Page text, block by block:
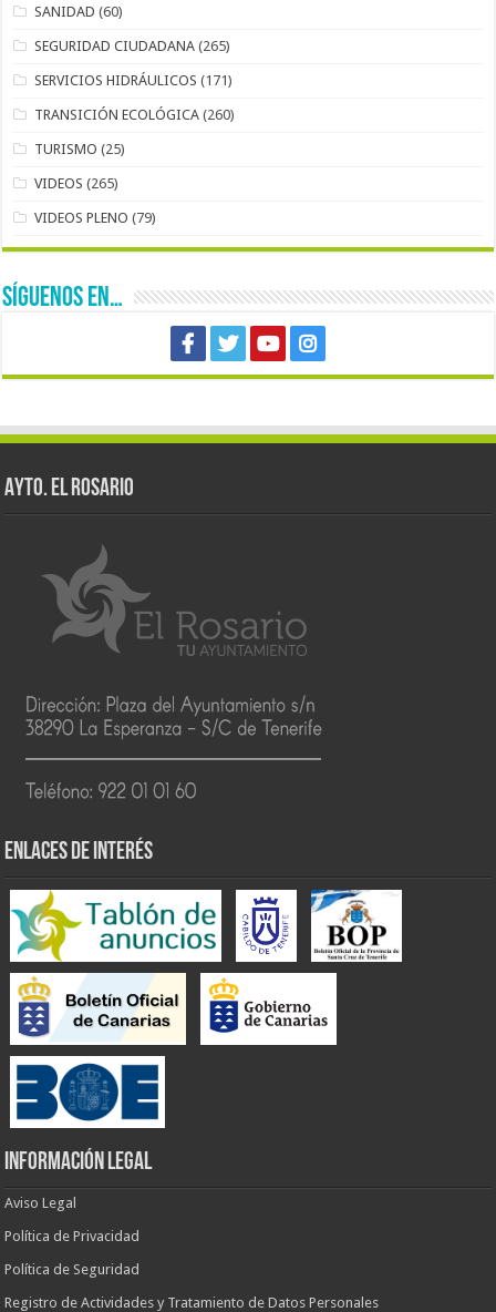
SANIDAD (60)
SEGURIDAD CIUDADANA (265)
SERVICIOS HIDRÁULICOS (171)
TRANSICIÓN ECOLÓGICA (260)
TURISMO (25)
VIDEOS (265)
VIDEOS PLENO (79)
SÍGUENOS EN…
AYTO. EL ROSARIO
ENLACES DE INTERÉS
INFORMACIÓN LEGAL
Aviso Legal
Política de Privacidad
Política de Seguridad
Registro de Actividades y Tratamiento de Datos Personales